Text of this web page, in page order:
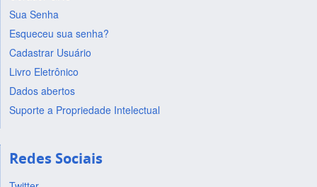
Sua Senha
Esqueceu sua senha?
Cadastrar Usuário
Livro Eletrônico
Dados abertos
Suporte a Propriedade Intelectual
Redes Sociais